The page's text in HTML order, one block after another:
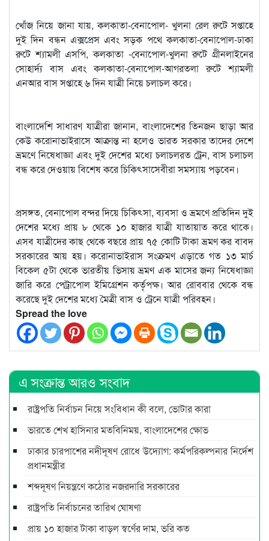
খোঁজ নিয়ে জানা যায়, কলকাতা-বেনাপোল- খুলনা রেল রুটে সপ্তাহে
দুই দিন বন্ধন এক্সপ্রেস এবং সড়ক পথে কলকাতা-বেনাপোল-ঢাকা
রুটে শ্যামলী এসপি, কলকাতা -বেনাপোল-খুলনা রুটে গ্রীনলাইনের
সোহার্দ্য বাস এবং কলকাতা-বেনাপোল-আগরতলা রুটে শ্যামলী
এনআর বাস সপ্তাহে ৬ দিন যাত্রী নিয়ে চলাচল করে।
বাংলাদেশি সাধারণ যাত্রীরা জানান, বাংলাদেশের তিনজন ছাড়া আর
কেউ করোনাভাইরাসে আক্রান্ত না হলেও ভারত সরকার তাদের দেশে
ভ্রমণে নিষেধাজ্ঞা এবং দুই দেশের মধ্যে চলাচলরত ট্রেন, বাস চলাচল
বন্ধ করে দেওয়ায় বিশেষ করে চিকিৎসাসেবীরা সমস্যায় পড়বেন।
প্রসঙ্গত, বেনাপোল বন্দর দিয়ে চিকিৎসা, ব্যবসা ও ভ্রমণে প্রতিদিন দুই
দেশের মধ্যে প্রায় ৮ থেকে ১০ হাজার যাত্রী যাতায়াত করে থাকে।
এসব যাত্রীদের কাছ থেকে বছরে প্রায় ৭৫ কোটি টাকা ভ্রমণ কর বাবদ
সরকারের আয় হয়। করোনাভাইরাস সংক্রমণ এড়াতে গত ১৩ মার্চ
বিকেল ৫টা থেকে ভারতীয় ভিসায় ভ্রমণ এক মাসের জন্য নিষেধাজ্ঞা
জারি করে পেট্রাপোল ইমিগ্রেশন কর্তৃপক্ষ। আর রোববার থেকে বন্ধ
করেছে দুই দেশের মধ্যে মৈত্রী বাস ও ট্রেনে যাত্রী পরিবহন।
Spread the love
এ সংক্রান্ত আরও সংবাদ
রাষ্ট্রপতি নির্বাচন নিয়ে সংবিধান কী বলে, ভোটার কারা
ভারতে শেখ হাসিনার মতবিনিময়, বাংলাদেশের ক্ষোভ
ঢাকার চারপাশের নদীদূষণ রোধে উদ্যোগ: কর্মপরিকল্পনার নির্দেশ
প্রধানমন্ত্রীর
শব্দদূষণ নিয়ন্ত্রণে কঠোর নজরদারি সরকারের
রাষ্ট্রপতি নির্বাচনের তারিখ ঘোষণা
প্রায় ১০ হাজার টাকা বাড়ল স্বর্ণের দাম, ভরি কত